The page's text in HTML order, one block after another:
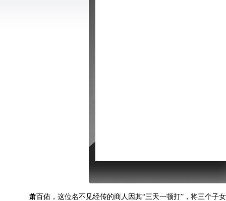
萧百佑，这位名不见经传的商人因其“三天一顿打”，将三个子